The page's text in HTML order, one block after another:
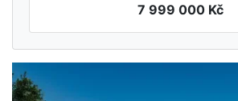
7 999 000 Kč